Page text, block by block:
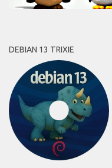
DEBIAN 13 TRIXIE